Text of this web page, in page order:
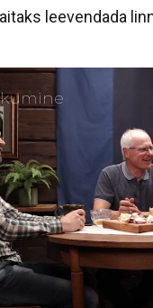
leevendada